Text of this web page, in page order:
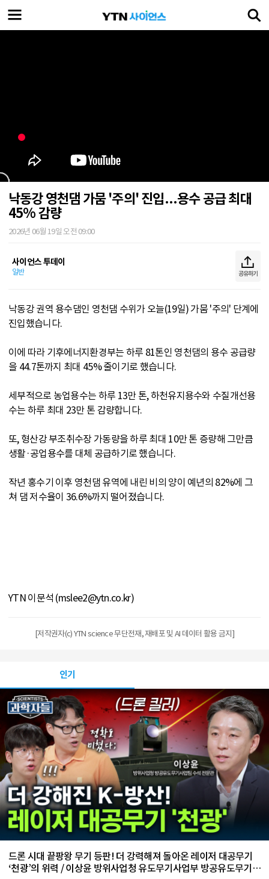
낙동강 영천댐 가뭄 '주의' 진입...용수 공급 최대
45% 감량
2026년 06월 19일 오전 09:00
사이언스 투데이
일반 공유하기
낙동강 권역 용수댐인 영천댐 수위가 오늘(19일) 가뭄 '주의' 단계에
진입했습니다.
이에 따라 기후에너지환경부는 하루 81톤인 영천댐의 용수 공급량
을 44.7톤까지 최대 45% 줄이기로 했습니다.
세부적으로 농업용수는 하루 13만 톤, 하천유지용수와 수질개선용
수는 하루 최대 23만 톤 감량합니다.
또, 형산강 부조취수장 가동량을 하루 최대 10만 톤 증량해 그만큼
생활·공업용수를 대체 공급하기로 했습니다.
작년 홍수기 이후 영천댐 유역에 내린 비의 양이 예년의 82%에 그
쳐 댐 저수율이 36.6%까지 떨어졌습니다.
YTN 이문석 (mslee2@ytn.co.kr)
[저작권자(c) YTN science 무단전재, 재배포 및 AI 데이터 활용 금지]
인기
드론 시대 끝팡왕 무기 등판! 더 강력해져 돌아온 레이저 대공무기
‘천광’의 위력 / 이상윤 방위사업청 유도무기사업부 방공유도무기사